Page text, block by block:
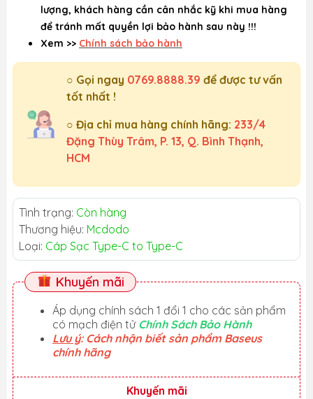
lượng, khách hàng cần cân nhắc kỹ khi mua hàng
để tránh mất quyền lợi bảo hành sau này !!!
Xem >> Chính sách bảo hành
○ Gọi ngay 0769.8888.39 để được tư vấn
tốt nhất !
○ Địa chỉ mua hàng chính hãng: 233/4
Đặng Thùy Trâm, P. 13, Q. Bình Thạnh,
HCM
Tình trạng: Còn hàng
Thương hiệu: Mcdodo
Loại: Cáp Sạc Type-C to Type-C
Khuyến mãi
Áp dụng chính sách 1 đổi 1 cho các sản phẩm
có mạch điện tử Chính Sách Bảo Hành
Lưu ý: Cách nhận biết sản phẩm Baseus
chính hãng
Khuyến mãi